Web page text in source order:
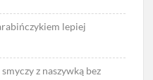
lepiej
z naszywką bez